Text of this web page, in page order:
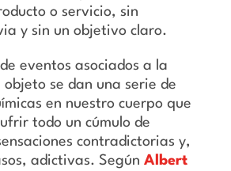
o servicio, sin
y sin un objetivo claro.
eventos asociados a la
objeto se dan una serie de
en nuestro cuerpo que
todo un cúmulo de
contradictorias y,
adictivas. Según Albert